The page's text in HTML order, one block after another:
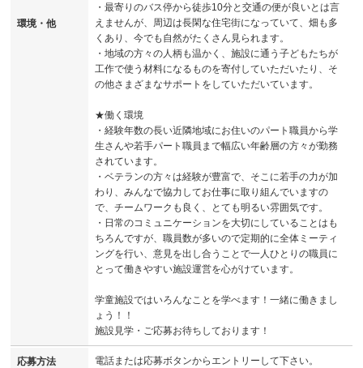
環境・他
・最寄りのバス停から徒歩10分と交通の便が良いとは言
えませんが、周辺は長閑な住宅街になっていて、畑も多
くあり、今でも自然がたくさん見られます。
・地域の方々の人柄も温かく、施設に通う子どもたちが
工作で使う材料になるものを寄付していただいたり、そ
の他さまざまなサポートをしていただいています。
★働く環境
・経験年数の長い近隣地域にお住いのパート職員から学
生さんや若手パート職員まで幅広い年齢層の方々が勤務
されています。
・ベテランの方々は経験が豊富で、そこに若手の力が加
わり、みんなで協力してお仕事に取り組んでいますの
で、チームワークも良く、とても明るい雰囲気です。
・日常のコミュニケーションを大切にしていることはも
ちろんですが、職員数が多いので定期的に全体ミーティ
ングを行い、意見を出し合うことで一人ひとりの職員に
とって働きやすい施設運営を心がけています。
学童施設ではいろんなことを学べます！一緒に働きまし
ょう！！
施設見学・ご応募お待ちしております！
応募方法 電話または応募ボタンからエントリーして下さい。